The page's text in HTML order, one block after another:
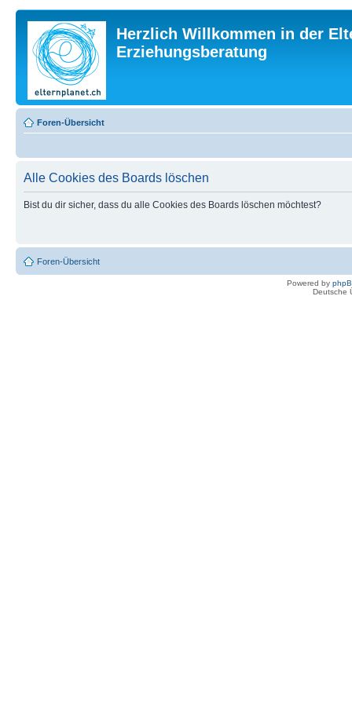
Herzlich Willkommen in der
Erziehungsberatung
Foren-Übersicht
Alle Cookies des Boards löschen
Bist du dir sicher, dass du alle Cookies des Boards löschen möchtest?
Foren-Übersicht
Powered by
Deutsche